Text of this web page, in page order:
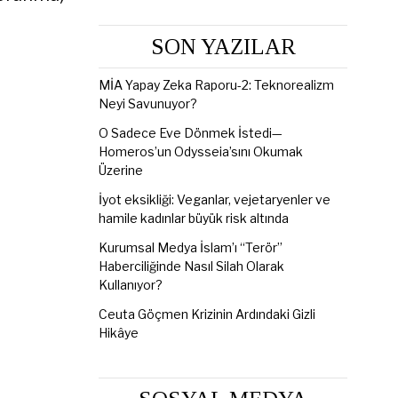
SON YAZILAR
MİA Yapay Zeka Raporu-2: Teknorealizm
Neyi Savunuyor?
O Sadece Eve Dönmek İstedi—
Homeros’un Odysseia’sını Okumak
Üzerine
İyot eksikliği: Veganlar, vejetaryenler ve
hamile kadınlar büyük risk altında
Kurumsal Medya İslam’ı “Terör”
Haberciliğinde Nasıl Silah Olarak
Kullanıyor?
Ceuta Göçmen Krizinin Ardındaki Gizli
Hikâye